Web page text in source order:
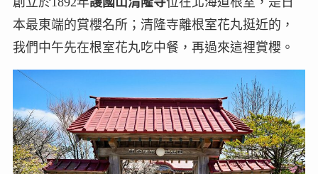
本最東端的賞櫻名所；清隆寺離根室花丸挺近的，
我們中午先在根室花丸吃中餐，再過來這裡賞櫻。